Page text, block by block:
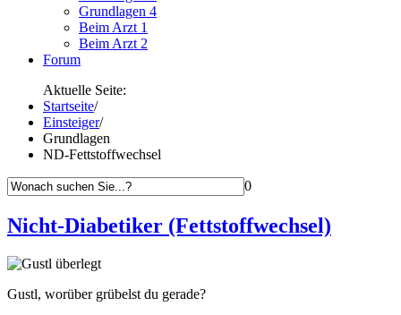
Grundlagen 4
Beim Arzt 1
Beim Arzt 2
Forum
Aktuelle Seite:
Startseite/
Einsteiger/
Grundlagen
ND-Fettstoffwechsel
0
Nicht-Diabetiker (Fettstoffwechsel)
Gustl, worüber grübelst du gerade?